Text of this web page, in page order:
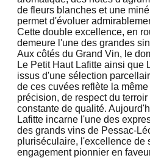
de fleurs blanches et une
permet d'évoluer
Cette double excellence, en
demeure l'une des grandes
Aux côtés du Grand Vin, le
Le Petit Haut Lafitte ainsi que
issus d'une sélection
de ces cuvées reflète la
précision, de respect du
constante de qualité.
Lafitte incarne l'une des
des grands vins de Pessac-
pluriséculaire, l'excellence de
engagement pionnier en